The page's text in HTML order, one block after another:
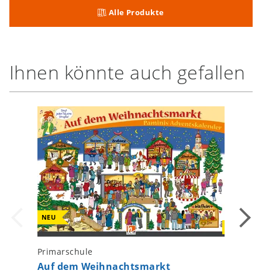
Alle Produkte
Ihnen könnte auch gefallen
NEU
Primarschule
Auf dem Weihnachtsmarkt
NEU